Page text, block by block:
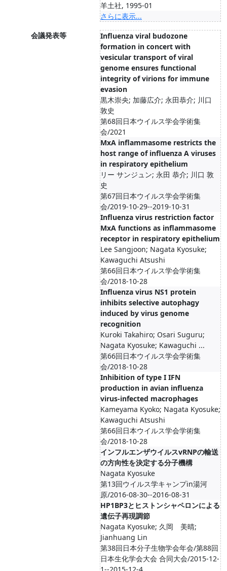
羊土社, 1995-01
さらに表示...
会議発表等
Influenza viral budozone
formation in concert with
vesicular transport of viral
genome ensures functional
integrity of virions for immune
evasion
黒木崇央; 加藤広介; 永田恭介; 川口
敦史
第68回日本ウイルス学会学術集
会/2021
MxA inflammasome restricts the
host range of influenza A viruses
in respiratory epithelium
リー サンジュン; 永田 恭介; 川口 敦
史
第67回日本ウイルス学会学術集
会/2019-10-29--2019-10-31
Influenza virus restriction factor
MxA functions as inflammasome
receptor in respiratory epithelium
Lee Sangjoon; Nagata Kyosuke;
Kawaguchi Atsushi
第66回日本ウイルス学会学術集
会/2018-10-28
Influenza virus NS1 protein
inhibits selective autophagy
induced by virus genome
recognition
Kuroki Takahiro; Osari Suguru;
Nagata Kyosuke; Kawaguchi ...
第66回日本ウイルス学会学術集
会/2018-10-28
Inhibition of type I IFN
production in avian influenza
virus-infected macrophages
Kameyama Kyoko; Nagata Kyosuke;
Kawaguchi Atsushi
第66回日本ウイルス学会学術集
会/2018-10-28
インフルエンザウイルスvRNPの輸送
の方向性を決定する分子機構
Nagata Kyosuke
第13回ウイルス学キャンプin湯河
原/2016-08-30--2016-08-31
HP1BP3とヒストンシャペロンによる
遺伝子再現調節
Nagata Kyosuke; 久岡 美晴;
Jianhuang Lin
第38回日本分子生物学会年会/第88回
日本生化学会大会 合同大会/2015-12-